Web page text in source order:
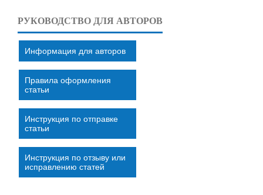
РУКОВОДСТВО ДЛЯ АВТОРОВ
Информация для авторов
Правила оформления
статьи
Инструкция по отправке
статьи
Инструкция по отзыву или
исправлению статей